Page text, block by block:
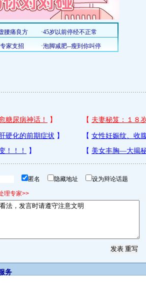
匿名 隐藏地址 设为辩论话题
理专家>>
务